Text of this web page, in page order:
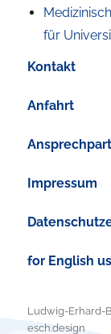
für
Kontakt
Anfahrt
Impressum
for English
Ludwig-Erhard-
esch.design